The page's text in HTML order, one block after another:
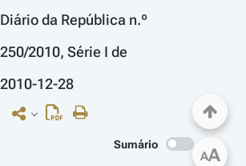
Diário da República n.º
250/2010, Série I de
2010-12-28
Sumário
AA